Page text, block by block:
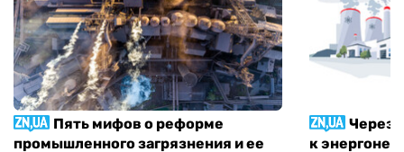
Пять мифов о реформе
промышленного загрязнения и ее
Через
к